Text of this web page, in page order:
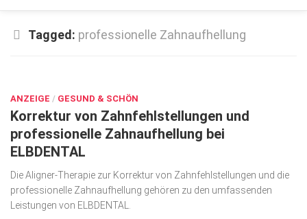
Top Gesundheitsforum Dresden / Ostsachsen
Geschäft
gesund & schön
Gesellschaft
Kunst & Kultur
Lifestyle
Tagged: professionelle Zahnaufhellung
ANZEIGE / GESUND & SCHÖN
Korrektur von Zahnfehlstellungen und
professionelle Zahnaufhellung bei
ELBDENTAL
Die Aligner-Therapie zur Korrektur von Zahnfehlstellungen und die
professionelle Zahnaufhellung gehören zu den umfassenden
Leistungen von ELBDENTAL.